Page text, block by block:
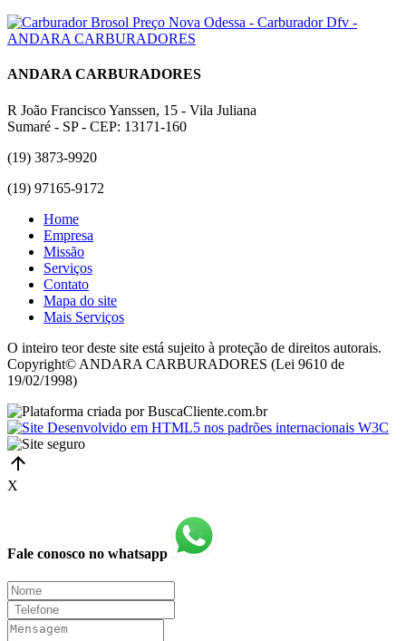
ANDARA CARBURADORES
R João Francisco Yanssen, 15 - Vila Juliana
Sumaré - SP - CEP: 13171-160
(19) 3873-9920
(19) 97165-9172
Home
Empresa
Missão
Serviços
Contato
Mapa do site
Mais Serviços
O inteiro teor deste site está sujeito à proteção de direitos autorais.
Copyright© ANDARA CARBURADORES (Lei 9610 de
19/02/1998)
X
Fale conosco no whatsapp